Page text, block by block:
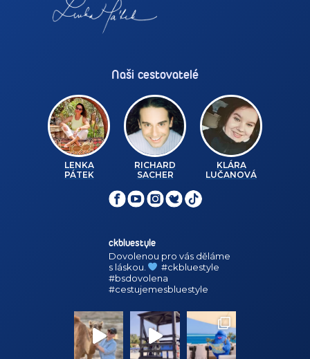
Naši cestovatelé
LENKA
PÁTEK
RICHARD
SACHER
KLÁRA
LUČANOVÁ
ckbluestyle
Dovolenou pro vás děláme
s láskou.
#ckbluestyle
#bsdovolena
#cestujemesbluestyle